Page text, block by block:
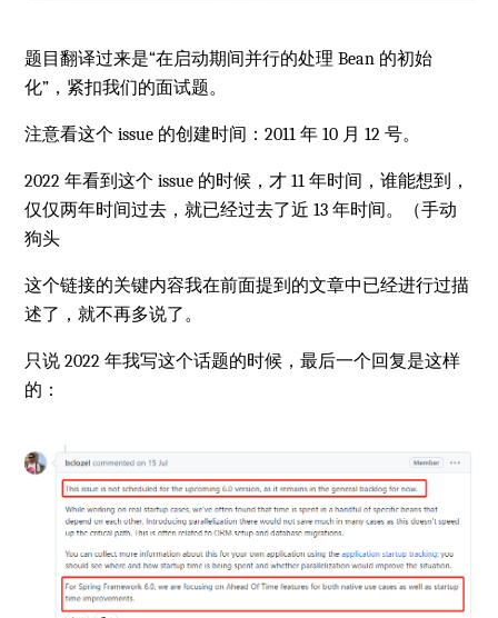
题目翻译过来是“在启动期间并行的处理 Bean 的初始
化”，紧扣我们的面试题。
注意看这个 issue 的创建时间：2011 年 10 月 12 号。
2022 年看到这个 issue 的时候，才 11 年时间，谁能想到，
仅仅两年时间过去，就已经过去了近 13 年时间。（手动
狗头
这个链接的关键内容我在前面提到的文章中已经进行过描
述了，就不再多说了。
只说 2022 年我写这个话题的时候，最后一个回复是这样
的：